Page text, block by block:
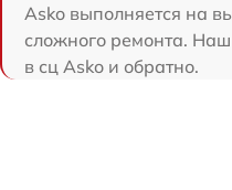
Asko выполняется на
сложного ремонта. Наш
в сц Asko и обратно.